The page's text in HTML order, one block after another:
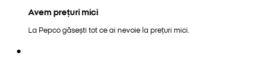
Avem prețuri mici
La Pepco găsești tot ce ai nevoie la prețuri mici.